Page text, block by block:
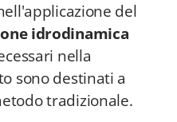
del
idrodinamica
nella
sono destinati a
tradizionale.